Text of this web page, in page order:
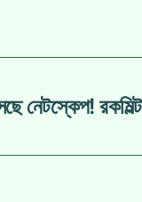
নেটস্কেপ! রকমিল্ট